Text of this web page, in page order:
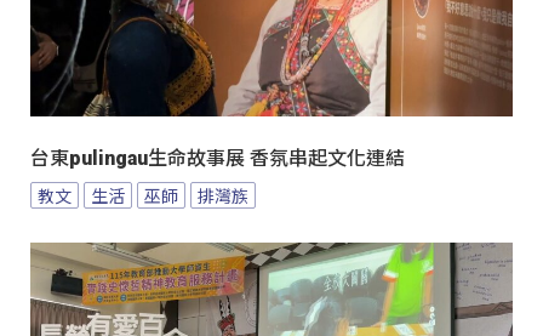
台東pulingau生命故事展 香氛串起文化連結
教文 生活 巫師 排灣族